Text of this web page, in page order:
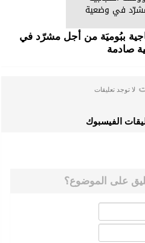
ببُوميَة من أجل مشرّد في
صادمة
لا توجد تعليقات
الفيسبوك
على الموضوع؟